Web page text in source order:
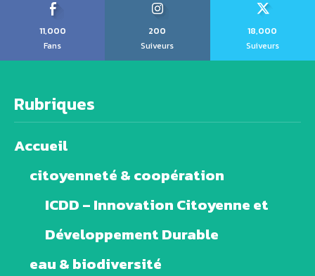
11,000
Fans
200
Suiveurs
18,000
Suiveurs
Rubriques
Accueil
citoyenneté & coopération
ICDD – Innovation Citoyenne et
Développement Durable
eau & biodiversité